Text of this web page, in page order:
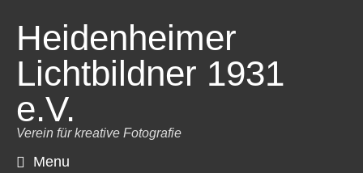
Heidenheimer
Lichtbildner 1931
e.V.
Verein für kreative Fotografie
Menu